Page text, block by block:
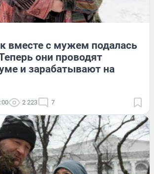
вместе с мужем подалась
они проводят
и зарабатывают на
2 223 7